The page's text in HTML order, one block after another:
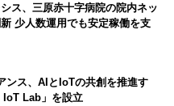
ス、三原赤十字病院の院内ネッ
新 少人数運用でも安定稼働を支
ンス、AIとIoTの共創を推進す
Lab」を設立